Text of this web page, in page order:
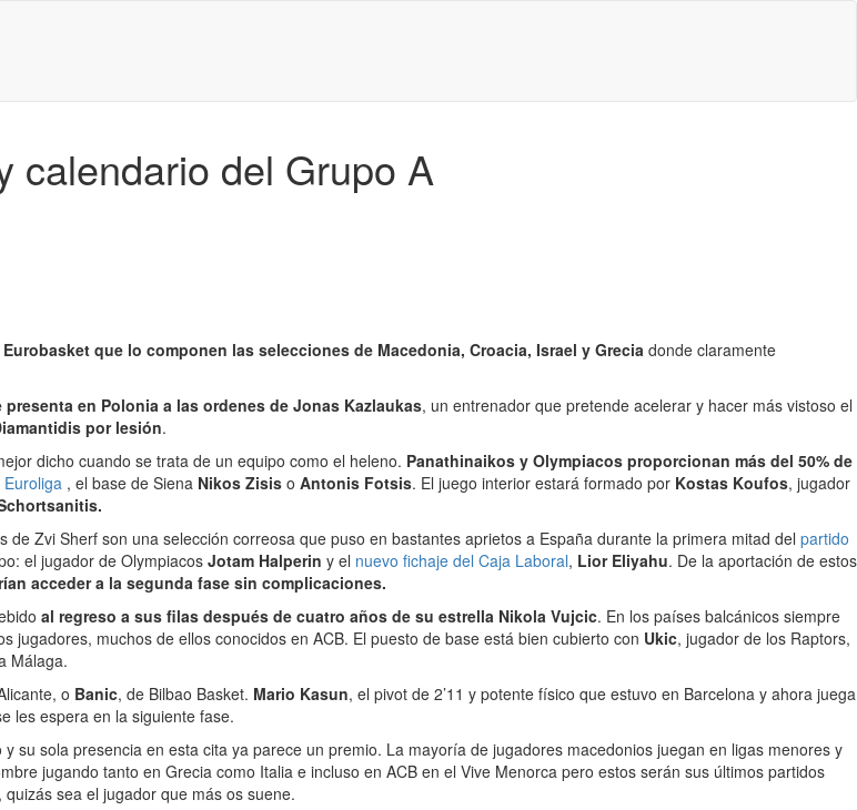
calendario del Grupo A
que lo componen las selecciones de Macedonia, Croacia, Israel y Greciadonde claramente
en Polonia a las ordenes de Jonas Kazlaukas, un entrenador que pretende acelerar y hacer más vistoso el
por lesión.
dicho cuando se trata de un equipo como el heleno. Panathinaikos y Olympiacos proporcionan más del 50% de
, el base de Siena Nikos Zisis o Antonis Fotsis. El juego interior estará formado por Kostas Koufos, jugador
Zvi Sherf son una selección correosa que puso en bastantes aprietos a España durante la primera mitad del partido
el jugador de Olympiacos Jotam Halperin y el nuevo fichaje del Caja Laboral, Lior Eliyahu. De la aportación de estos
acceder a la segunda fase sin complicaciones.
al regreso a sus filas después de cuatro años de su estrella Nikola Vujcic. En los países balcánicos siempre
muchos de ellos conocidos en ACB. El puesto de base está bien cubierto con Ukic, jugador de los Raptors,
Málaga.
o Banic, de Bilbao Basket. Mario Kasun, el pivot de 2’11 y potente físico que estuvo en Barcelona y ahora juega
les espera en la siguiente fase.
sola presencia en esta cita ya parece un premio. La mayoría de jugadores macedonios juegan en ligas menores y
jugando tanto en Grecia como Italia e incluso en ACB en el Vive Menorca pero estos serán sus últimos partidos
, quizás sea el jugador que más os suene.